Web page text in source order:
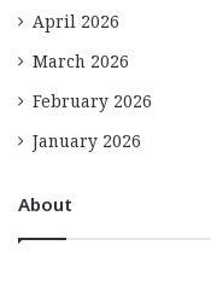
April 2026
March 2026
February 2026
January 2026
About